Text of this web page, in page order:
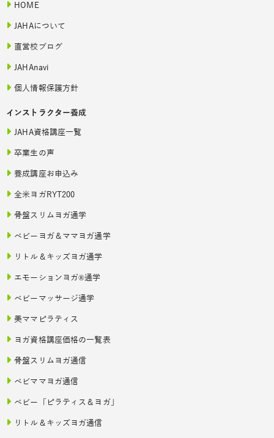
HOME
JAHAについて
直営校ブログ
JAHAnavi
個人情報保護方針
インストラクター養成
JAHA資格講座一覧
卒業生の声
養成講座お申込み
全米ヨガRYT200
骨盤スリムヨガ通学
ベビーヨガ＆ママヨガ通学
リトル＆キッズヨガ通学
エモーションヨガ®通学
ベビーマッサージ通学
美ママピラティス
ヨガ資格講座価格の一覧表
骨盤スリムヨガ通信
ベビママヨガ通信
ベビー「ピラティス＆ヨガ」
リトル＆キッズヨガ通信